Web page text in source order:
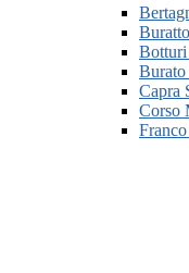
Botturi
Burato
Capra
Corso